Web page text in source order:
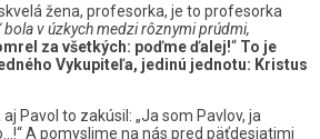
žena, profesorka, je to profesorka
bola v úzkych medzi rôznymi prúdmi,
za všetkých: poďme ďalej!“ To je
Vykupiteľa, jedinú jednotu: Kristus
Pavol to zakúsil: „Ja som Pavlov, ja
A pomyslime na nás pred päťdesiatimi